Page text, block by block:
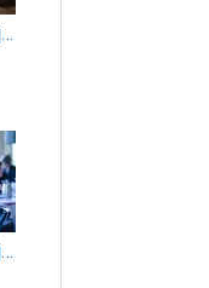
SLR_5029_800.jpg
SLR_5073_800.jpg